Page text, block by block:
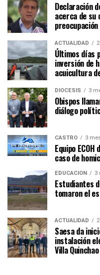
Declaración
acerca de su
preocupación
ACTUALIDAD
Últimos días
inversión de
acuicultura
DIÓCESIS 3
Obispos
diálogo
CASTRO 3
Equipo
caso de
EDUCACIÓN 3
Estudiantes
tomaron el
ACTUALIDAD
Saesa da
instalación
Villa Quinchao